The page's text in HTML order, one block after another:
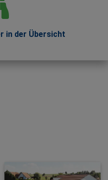
in der Übersicht